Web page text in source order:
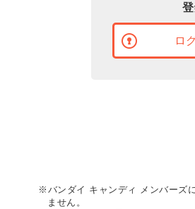
ロ
※バンダイ キャンディ メンバーズ
ません。